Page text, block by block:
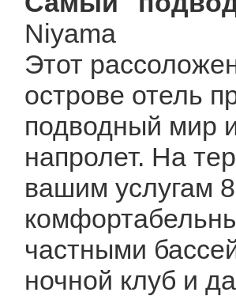
Niyama
Этот
острове отель
подводный мир
напролет. На
вашим услугам
частными
ночной клуб и